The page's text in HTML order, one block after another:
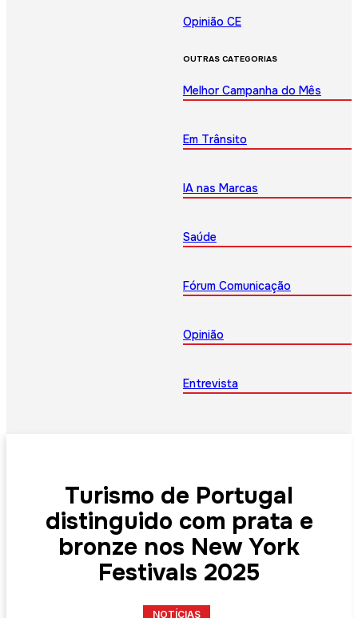
Opinião CE
OUTRAS CATEGORIAS
Melhor Campanha do Mês
Em Trânsito
IA nas Marcas
Saúde
Fórum Comunicação
Opinião
Entrevista
Turismo de Portugal
distinguido com prata e
bronze nos New York
Festivals 2025
NOTÍCIAS